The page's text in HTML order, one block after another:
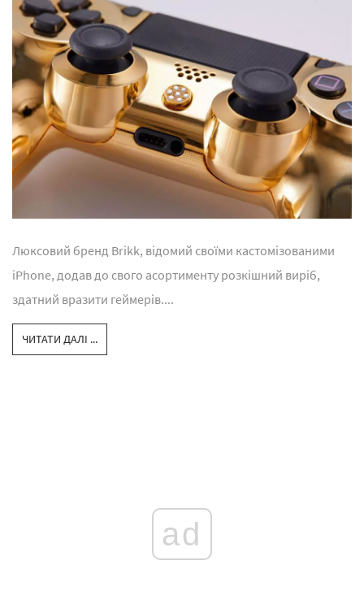
Люксовий бренд Brikk, відомий своїми кастомізованими
iPhone, додав до свого асортименту розкішний виріб,
здатний вразити геймерів....
ЧИТАТИ ДАЛІ ...
ad